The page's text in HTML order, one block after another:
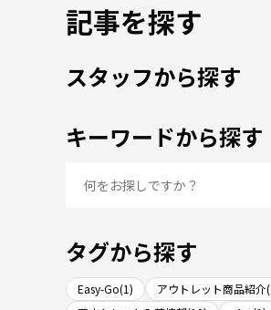
記事を探す
スタッフから探す
キーワードから探す
タグから探す
Easy-Go(1) アウトレット商品紹介